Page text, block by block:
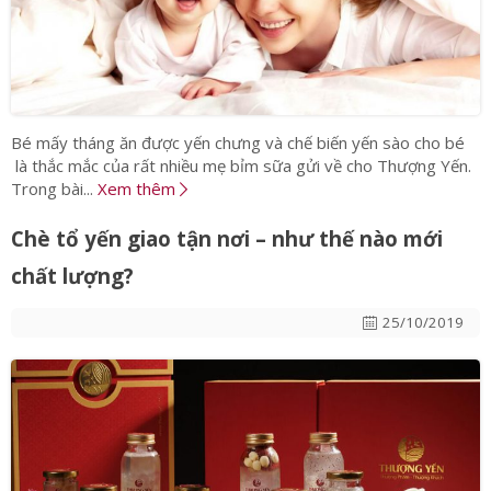
Bé mấy tháng ăn được yến chưng và chế biến yến sào cho bé
là thắc mắc của rất nhiều mẹ bỉm sữa gửi về cho Thượng Yến.
Trong bài... Xem thêm
Chè tổ yến giao tận nơi – như thế nào mới
chất lượng?
25/10/2019